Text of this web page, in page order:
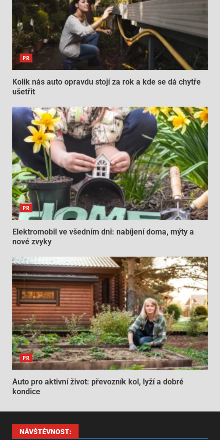
PR
Kolik nás auto opravdu stojí za rok a kde se dá chytře
ušetřit
PR
Elektromobil ve všedním dni: nabíjení doma, mýty a
nové zvyky
PR
Auto pro aktivní život: převozník kol, lyží a dobré
kondice
NÁVŠTĚVNOST: